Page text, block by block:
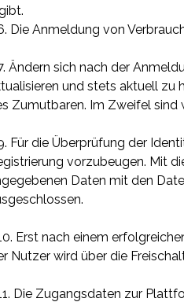
Die Anmeldung von
Ändern sich nach der
und stets aktuell zu
Zumutbaren. Im Zweifel sind
Für die Überprüfung der
vorzubeugen. Mit
Daten mit den
Erst nach einem
Nutzer wird über die
Die Zugangsdaten zur